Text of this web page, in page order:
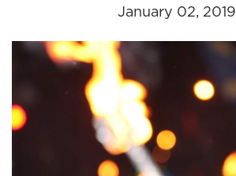
January 02, 2019